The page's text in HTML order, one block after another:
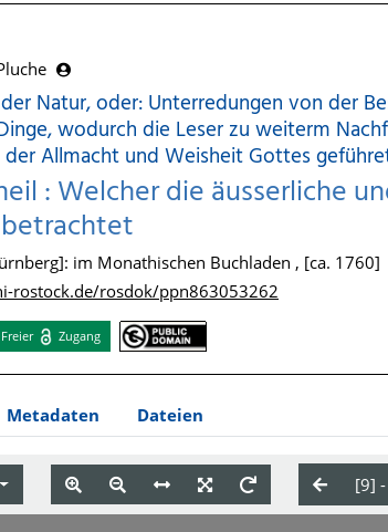
Natur, oder: Unterredungen von der
wodurch die Leser zu weiterm
Allmacht und Weisheit Gottes
: Welcher die äusserliche
im Monathischen Buchladen , [ca. 1760]
rostock.de/rosdok/ppn863053262
Freier Zugang
Metadaten Dateien